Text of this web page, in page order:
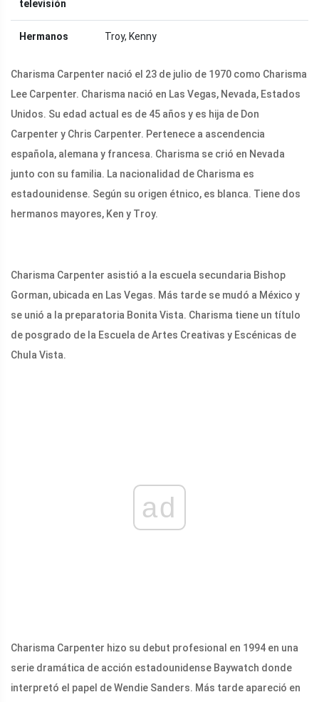
televisión
Hermanos Troy, Kenny
Charisma Carpenter nació el 23 de julio de 1970 como Charisma
Lee Carpenter. Charisma nació en Las Vegas, Nevada, Estados
Unidos. Su edad actual es de 45 años y es hija de Don
Carpenter y Chris Carpenter. Pertenece a ascendencia
española, alemana y francesa. Charisma se crió en Nevada
junto con su familia. La nacionalidad de Charisma es
estadounidense. Según su origen étnico, es blanca. Tiene dos
hermanos mayores, Ken y Troy.
Charisma Carpenter asistió a la escuela secundaria Bishop
Gorman, ubicada en Las Vegas. Más tarde se mudó a México y
se unió a la preparatoria Bonita Vista. Charisma tiene un título
de posgrado de la Escuela de Artes Creativas y Escénicas de
Chula Vista.
ad
Charisma Carpenter hizo su debut profesional en 1994 en una
serie dramática de acción estadounidense Baywatch donde
interpretó el papel de Wendie Sanders. Más tarde apareció en